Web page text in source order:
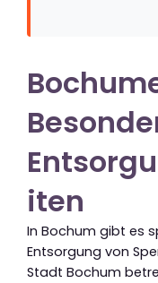
iten
In Bochum gibt es
Entsorgung von
Stadt Bochum